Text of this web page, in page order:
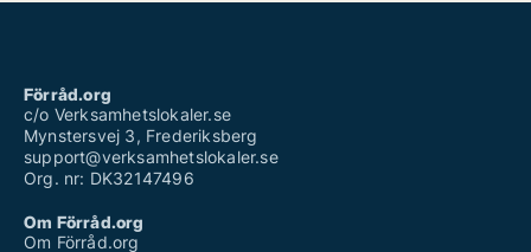
Förråd.org
c/o Verksamhetslokaler.se
Mynstersvej 3, Frederiksberg
support@verksamhetslokaler.se
Org. nr: DK32147496
Om Förråd.org
Om Förråd.org